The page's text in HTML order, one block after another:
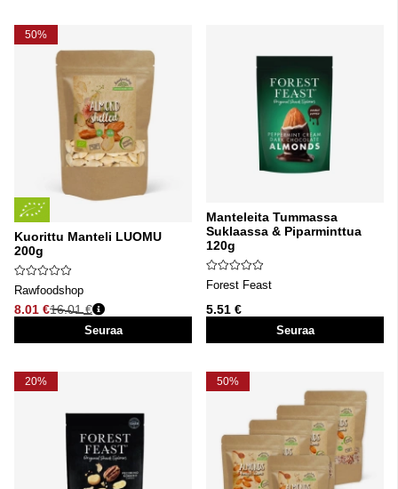
50%
Kuorittu Manteli LUOMU
200g
Rawfoodshop
8.01 €
Normaali hinta
16.01 €
Seuraa
Manteleita Tummassa
Suklaassa & Piparminttua
120g
Forest Feast
5.51 €
Seuraa
20% 50%